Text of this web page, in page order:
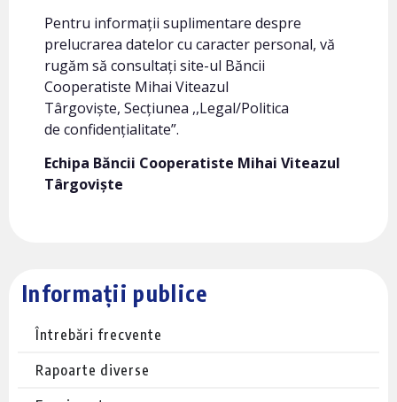
Informații publice
Întrebări frecvente
Rapoarte diverse
Pentru informații suplimentare despre
prelucrarea datelor cu caracter personal, vă
rugăm să consultați site-ul Băncii
Cooperatiste Mihai Viteazul
Târgoviște, Secțiunea ,,Legal/Politica
de confidențialitate”.
Echipa Băncii Cooperatiste Mihai Viteazul
Târgoviște